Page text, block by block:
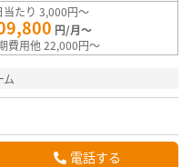
当たり 3,000円～
円/月～
費用他 22,000円～
ム
電話する